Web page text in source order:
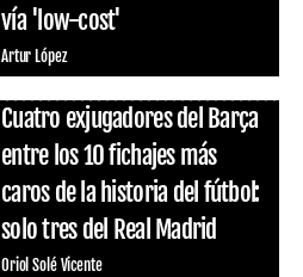
vía 'low-cost'
Artur López
Cuatro exjugadores del Barça
entre los 10 fichajes más
caros de la historia del fútbol:
solo tres del Real Madrid
Oriol Solé Vicente